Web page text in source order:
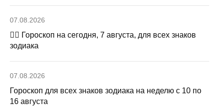
07.08.2026
🧙‍♀ Гороскоп на сегодня, 7 августа, для всех знаков
зодиака
07.08.2026
Гороскоп для всех знаков зодиака на неделю с 10 по
16 августа